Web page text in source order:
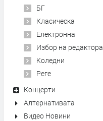
БГ
Класическа
Електронна
Избор на редактора
Коледни
Реге
Концерти
Алтернативата
Видео Новини